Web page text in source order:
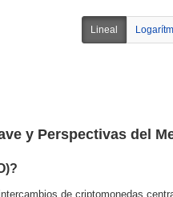
Lineal
y Perspectivas del
de criptomonedas